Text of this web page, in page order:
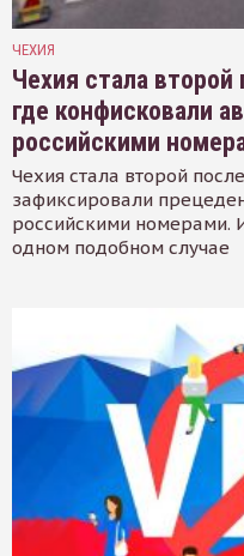
ЧЕХИЯ
Чехия стала второй
где конфисковали
российскими
Чехия стала второй
зафиксировали
российскими номерами.
одном подобном случае